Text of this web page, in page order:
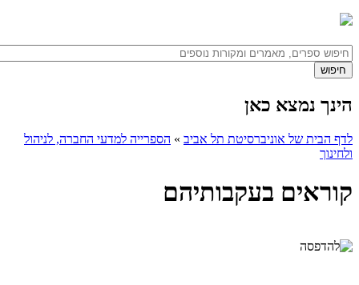
הינך נמצא כאן
לדף הבית של אוניברסיטת תל אביב » הספרייה למדעי החברה, לניהול
ולחינוך
קוראים בעקבותיהם